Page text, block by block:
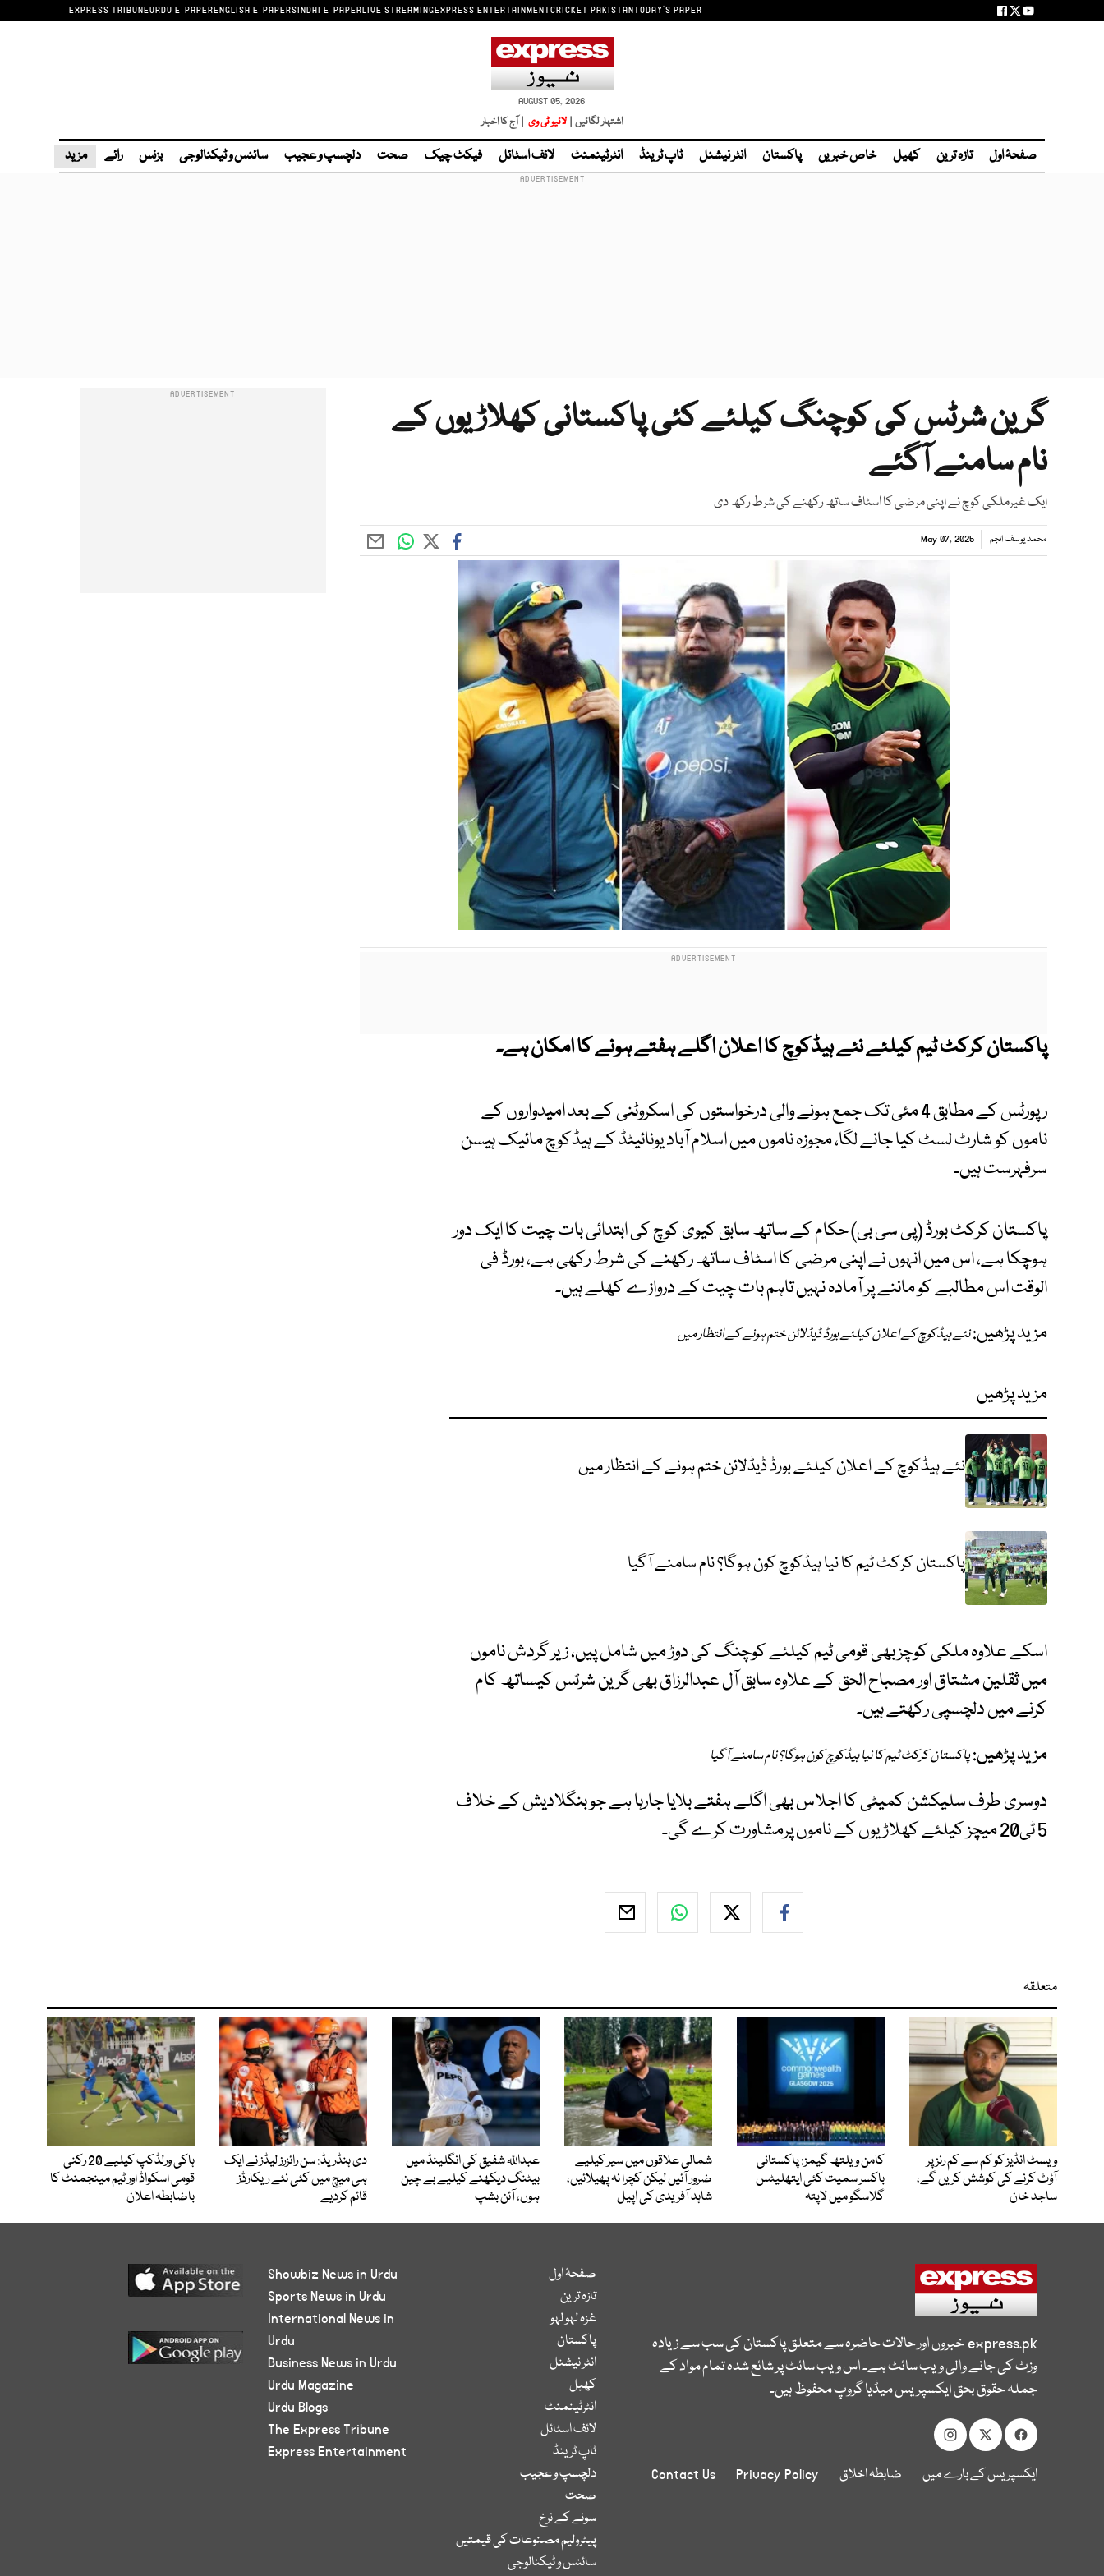
EXPRESS TRIBUNEURDU E-PAPERENGLISH E-PAPERSINDHI E-PAPERLIVE STREAMINGEXPRESS ENTERTAINMENTCRICKET PAKISTANTODAY'S PAPER
AUGUST 05, 2026
اشتہار لگائیں | لائیو ٹی وی | آج کا اخبار
صفحۂ اول تازہ ترین کھیل خاص خبریں پاکستان انٹر نیشنل ٹاپ ٹرینڈ انٹرٹینمنٹ لائف اسٹائل فیکٹ چیک صحت دلچسپ و عجیب سائنس و ٹیکنالوجی بزنس رائے مزید
گرین شرٹس کی کوچنگ کیلئے کئی پاکستانی کھلاڑیوں کے
نام سامنے آگئے
ایک غیرملکی کوچ نے اپنی مرضی کا اسٹاف ساتھ رکھنے کی شرط رکھ دی
محمد یوسف انجم May 07, 2025
پاکستان کرکٹ ٹیم کیلئے نئے ہیڈکوچ کا اعلان اگلے ہفتے ہونے کا امکان ہے۔
رپورٹس کے مطابق 4 مئی تک جمع ہونے والی درخواستوں کی اسکروٹنی کے بعد امیدواروں کے
ناموں کو شارٹ لسٹ کیا جانے لگا، مجوزہ ناموں میں اسلام آباد یونائیٹڈ کے ہیڈکوچ مائیک ہیسن
سرفہرست ہیں۔
پاکستان کرکٹ بورڈ (پی سی بی) حکام کے ساتھ سابق کیوی کوچ کی ابتدائی بات چیت کا ایک دور
ہوچکا ہے، اس میں انہوں نے اپنی مرضی کا اسٹاف ساتھ رکھنے کی شرط رکھی ہے، بورڈ فی
الوقت اس مطالبے کو ماننے پر آمادہ نہیں تاہم بات چیت کے دروازے کھلے ہیں۔
مزید پڑھیں:نئے ہیڈکوچ کے اعلان کیلئے بورڈ ڈیڈلائن ختم ہونے کے انتظار میں
مزید پڑھیں
نئے ہیڈکوچ کے اعلان کیلئے بورڈ ڈیڈلائن ختم ہونے کے انتظار میں
پاکستان کرکٹ ٹیم کا نیا ہیڈکوچ کون ہوگا؟ نام سامنے آگیا
اسکے علاوہ ملکی کوچز بھی قومی ٹیم کیلئے کوچنگ کی دوڑ میں شامل پیں، زیر گردش ناموں
میں ثقلین مشتاق اور مصباح الحق کے علاوہ سابق آل عبدالرزاق بھی گرین شرٹس کیساتھ کام
کرنے میں دلچسپی رکھتے ہیں۔
مزید پڑھیں:پاکستان کرکٹ ٹیم کا نیا ہیڈکوچ کون ہوگا؟ نام سامنے آگیا
دوسری طرف سلیکشن کمیٹی کا اجلاس بھی اگلے ہفتے بلایا جارہا ہے جو بنگلادیش کے خلاف
5 ٹی20 میچز کیلئے کھلاڑیوں کے ناموں پرمشاورت کرے گی۔
متعلقہ
ویسٹ انڈیز کو کم سے کم رنز پر
آؤٹ کرنے کی کوشش کریں گے،
ساجد خان
کامن ویلتھ گیمز: پاکستانی
باکسر سمیت کئی ایتھلیٹس
گلاسگو میں لاپتہ
شمالی علاقوں میں سیر کیلیے
ضرور آئیں لیکن کچرا نہ پھیلائیں،
شاہد آفریدی کی اپیل
عبداللہ شفیق کی انگلینڈ میں
بیٹنگ دیکھنے کیلیے بے چین
ہوں، آئن بشپ
دی ہنڈریڈ: سن رائزرز لیڈز نے ایک
ہی میچ میں کئی نئے ریکارڈز
قائم کردیے
ہاکی ورلڈکپ کیلیے 20 رکنی
قومی اسکواڈ اور ٹیم مینجمنٹ کا
باضابطہ اعلان
express.pkخبروں اور حالات حاضرہ سے متعلق پاکستان کی سب سے زیادہ
وزٹ کی جانے والی ویب سائٹ ہے۔ اس ویب سائٹ پر شائع شدہ تمام مواد کے
جملہ حقوق بحق ایکسپریس میڈیا گروپ محفوظ ہیں۔
ایکسپریس کے بارے میں ضابطہ اخلاق Privacy Policy
Contact Us
صفحۂ اول
تازہ ترین
غزہ لہو لہو
پاکستان
انٹر نیشنل
کھیل
انٹرٹینمنٹ
لائف اسٹائل
ٹاپ ٹرینڈ
دلچسپ و عجیب
صحت
سونے کے نرخ
پیٹرولیم مصنوعات کی قیمتیں
سائنس و ٹیکنالوجی
Showbiz News in Urdu
Sports News in Urdu
International News in
Urdu
Business News in Urdu
Urdu Magazine
Urdu Blogs
The Express Tribune
Express Entertainment